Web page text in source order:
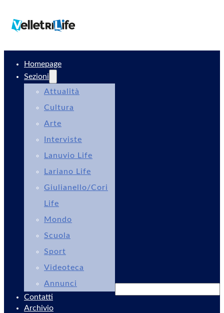
Homepage
Sezioni
Attualità
Cultura
Arte
Interviste
Lanuvio Life
Lariano Life
Giulianello/Cori
Life
Mondo
Scuola
Sport
Videoteca
Annunci
Contatti
Archivio